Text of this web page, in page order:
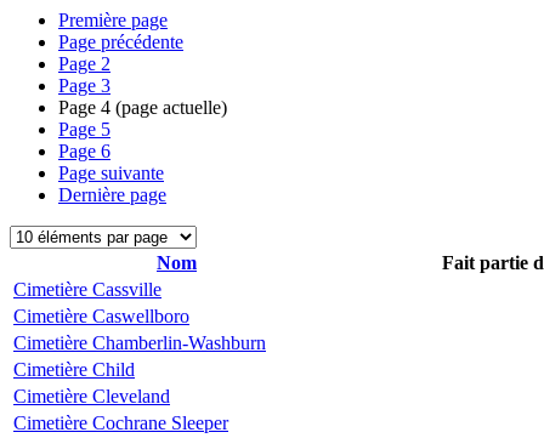
Première page
Page précédente
Page 2
Page 3
Page 4 (page actuelle)
Page 5
Page 6
Page suivante
Dernière page
Nom
Fait partie
Cimetière Cassville
Cimetière Caswellboro
Cimetière Chamberlin-Washburn
Cimetière Child
Cimetière Cleveland
Cimetière Cochrane Sleeper